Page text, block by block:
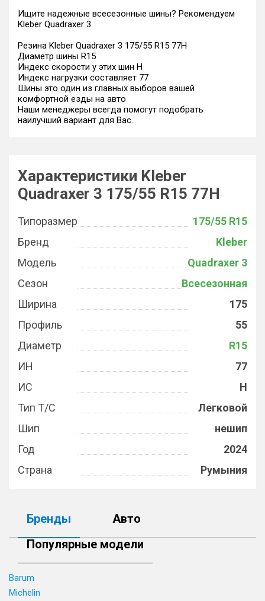
Ищите надежные всесезонные шины? Рекомендуем
Kleber Quadraxer 3
Резина Kleber Quadraxer 3 175/55 R15 77H
Диаметр шины R15
Индекс скорости у этих шин H
Индекс нагрузки составляет 77
Шины это один из главных выборов вашей
комфортной езды на авто
Наши менеджеры всегда помогут подобрать
наилучший вариант для Вас.
Характеристики Kleber
Quadraxer 3 175/55 R15 77H
Типоразмер
175/55 R15
Бренд
Kleber
Модель
Quadraxer 3
Сезон
Всесезонная
Ширина
175
Профиль
55
Диаметр
R15
ИН
77
ИС
H
Тип Т/С
Легковой
Шип
нешип
Год
2024
Страна
Румыния
Бренды
Авто
Популярные модели
Barum
Michelin